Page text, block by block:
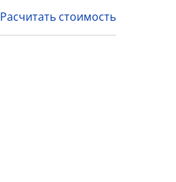
Расчитать стоимость